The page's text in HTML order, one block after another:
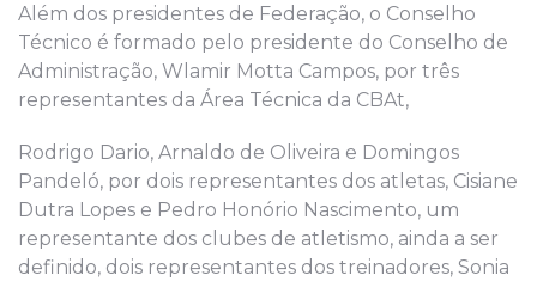
Além dos presidentes de Federação, o Conselho
Técnico é formado pelo presidente do Conselho de
Administração, Wlamir Motta Campos, por três
representantes da Área Técnica da CBAt,
Rodrigo Dario, Arnaldo de Oliveira e Domingos
Pandeló, por dois representantes dos atletas, Cisiane
Dutra Lopes e Pedro Honório Nascimento, um
representante dos clubes de atletismo, ainda a ser
definido, dois representantes dos treinadores, Sonia